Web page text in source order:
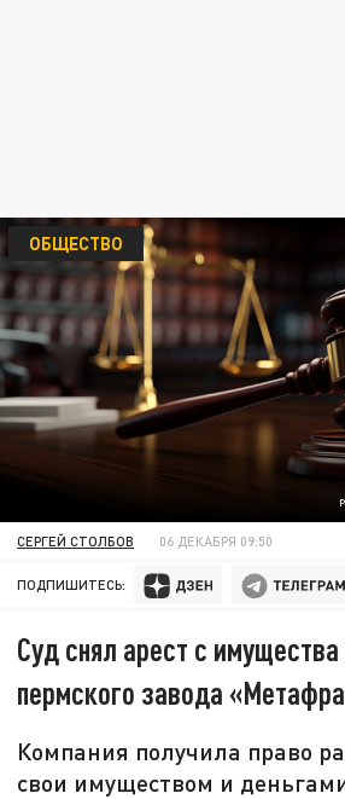
ОБЩЕСТВО
СЕРГЕЙ СТОЛБОВ 06 ДЕКАБРЯ 09:50
ПОДПИШИТЕСЬ:
Суд снял арест с имущества
пермского завода
Компания получила право
свои имуществом и